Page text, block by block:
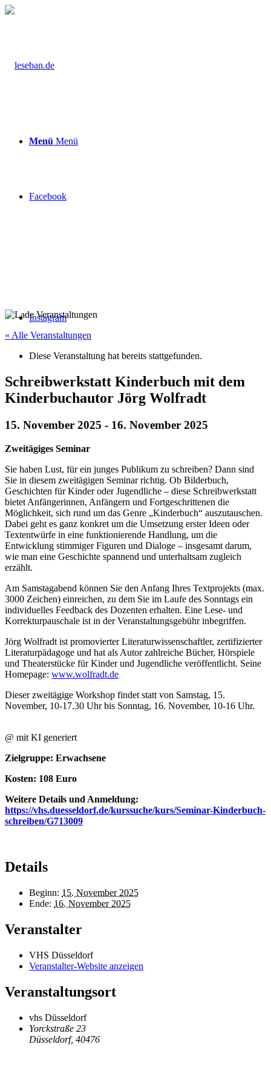
Facebook
Instagram
Menü Menü
« Alle Veranstaltungen
Diese Veranstaltung hat bereits stattgefunden.
Schreibwerkstatt Kinderbuch mit dem
Kinderbuchautor Jörg Wolfradt
15. November 2025 - 16. November 2025
Zweitägiges Seminar
Sie haben Lust, für ein junges Publikum zu schreiben? Dann sind
Sie in diesem zweitägigen Seminar richtig. Ob Bilderbuch,
Geschichten für Kinder oder Jugendliche – diese Schreibwerkstatt
bietet Anfängerinnen, Anfängern und Fortgeschrittenen die
Möglichkeit, sich rund um das Genre „Kinderbuch“ auszutauschen.
Dabei geht es ganz konkret um die Umsetzung erster Ideen oder
Textentwürfe in eine funktionierende Handlung, um die
Entwicklung stimmiger Figuren und Dialoge – insgesamt darum,
wie man eine Geschichte spannend und unterhaltsam zugleich
erzählt.
Am Samstagabend können Sie den Anfang Ihres Textprojekts (max.
3000 Zeichen) einreichen, zu dem Sie im Laufe des Sonntags ein
individuelles Feedback des Dozenten erhalten. Eine Lese- und
Korrekturpauschale ist in der Veranstaltungsgebühr inbegriffen.
Jörg Wolfradt ist promovierter Literaturwissenschaftler, zertifizierter
Literaturpädagoge und hat als Autor zahlreiche Bücher, Hörspiele
und Theaterstücke für Kinder und Jugendliche veröffentlicht. Seine
Homepage: www.wolfradt.de
Dieser zweitägige Workshop findet statt von Samstag, 15.
November, 10-17.30 Uhr bis Sonntag, 16. November, 10-16 Uhr.
@ mit KI generiert
Zielgruppe: Erwachsene
Kosten: 108 Euro
Weitere Details und Anmeldung:
https://vhs.duesseldorf.de/kurssuche/kurs/Seminar-Kinderbuch-
schreiben/G713009
Details
Beginn: 15. November 2025
Ende: 16. November 2025
Veranstalter
VHS Düsseldorf
Veranstalter-Website anzeigen
Veranstaltungsort
vhs Düsseldorf
Yorckstraße 23
Düsseldorf, 40476